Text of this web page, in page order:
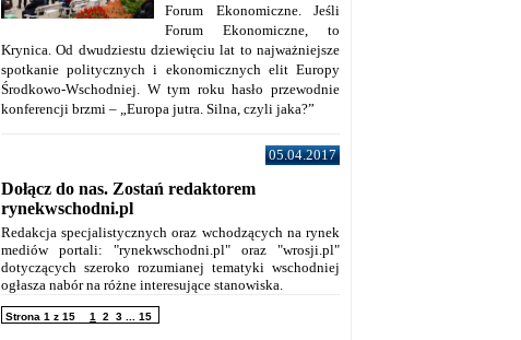
Forum Ekonomiczne. Jeśli
Forum Ekonomiczne, to
Krynica. Od dwudziestu dziewięciu lat to najważniejsze
spotkanie politycznych i ekonomicznych elit Europy
Środkowo-Wschodniej. W tym roku hasło przewodnie
konferencji brzmi – „Europa jutra. Silna, czyli jaka?”
05.04.2017
Dołącz do nas. Zostań redaktorem
rynekwschodni.pl
Redakcja specjalistycznych oraz wchodzących na rynek
mediów portali: "rynekwschodni.pl" oraz "wrosji.pl"
dotyczących szeroko rozumianej tematyki wschodniej
ogłasza nabór na różne interesujące stanowiska.
Strona 1 z 15 1 2 3 15